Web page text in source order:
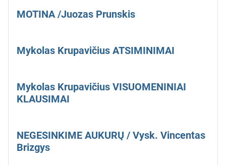
MOTINA /Juozas Prunskis
Mykolas Krupavičius ATSIMINIMAI
Mykolas Krupavičius VISUOMENINIAI
KLAUSIMAI
NEGESINKIME AUKURŲ / Vysk. Vincentas
Brizgys